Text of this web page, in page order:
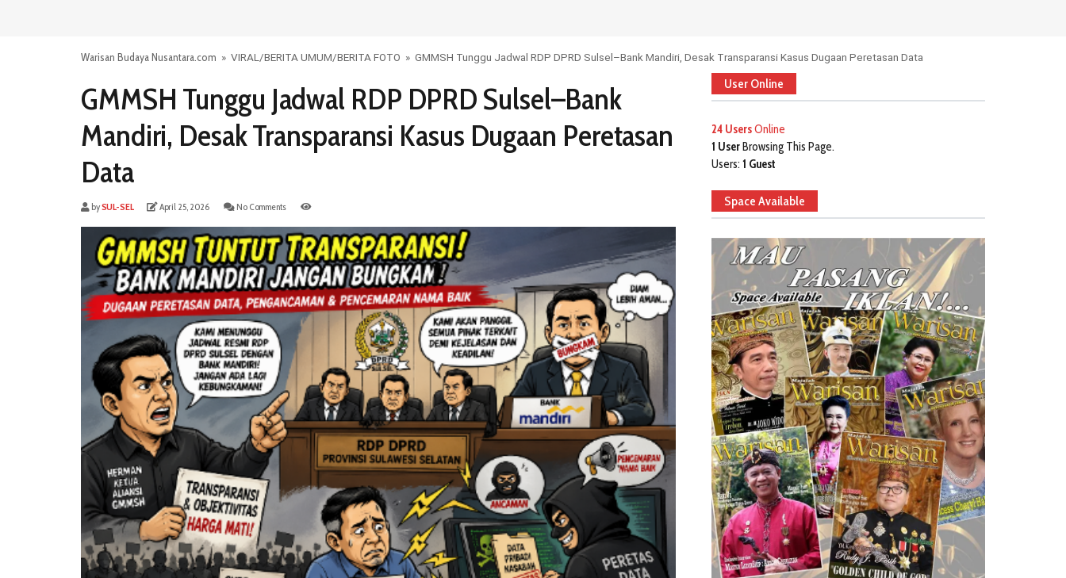
Warisan Budaya Nusantara.com » VIRAL /BERITA UMUM/BERITA FOTO » GMMSH Tunggu Jadwal RDP DPRD Sulsel–Bank Mandiri, Desak Transparansi Kasus Dugaan Peretasan Data
GMMSH Tunggu Jadwal RDP DPRD Sulsel–Bank
Mandiri, Desak Transparansi Kasus Dugaan Peretasan
Data
bySUL-SEL April 25, 2026 No Comments
User Online
24 UsersOnline
1 UserBrowsing This Page.
Users: 1 Guest
Space Available